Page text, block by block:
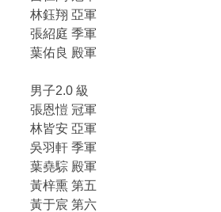
林鈺翔 亞軍
張紹庭 季軍
葉佑良 殿軍
男子2.0 級
張恩愷 冠軍
林皆安 亞軍
吳羽軒 季軍
葉堯騌 殿軍
黃梓熏 第五
黃于宸 第六